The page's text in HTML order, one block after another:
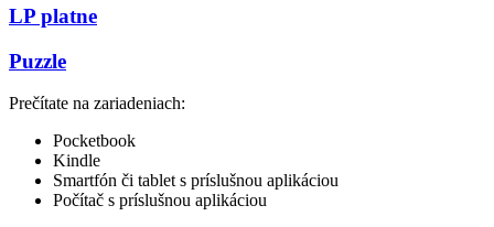
LP platne
Puzzle
Prečítate na zariadeniach:
Pocketbook
Kindle
Smartfón či tablet s príslušnou aplikáciou
Počítač s príslušnou aplikáciou